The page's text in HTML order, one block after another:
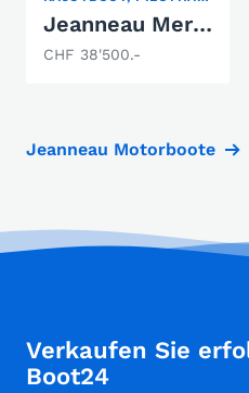
Jeanneau Merry Fisher 645
CHF 38'500.-
Jeanneau Motorboote
Verkaufen Sie
Boot24